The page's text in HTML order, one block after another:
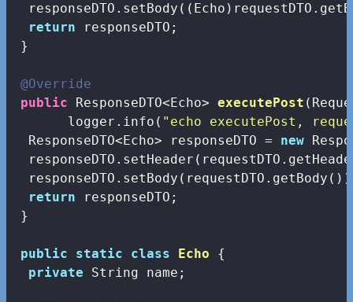
return responseDTO;
}
@Override
public ResponseDTO<Echo> executePost
       logger.info(
"echo executePost,
  ResponseDTO<Echo> responseDTO =
new
return responseDTO;
}
public static class Echo
{
private String name;